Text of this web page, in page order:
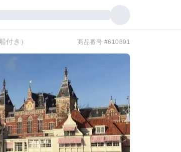
付き） 商品番号 #610891